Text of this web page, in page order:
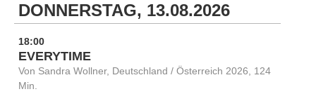
DONNERSTAG, 13.08.2026
18:00
EVERYTIME
Von Sandra Wollner, Deutschland / Österreich 2026, 124
Min.